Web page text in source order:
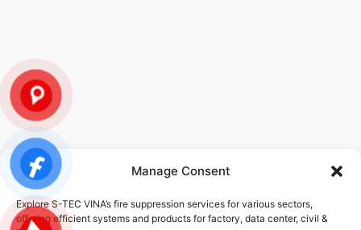
Manage Consent
Explore S-TEC VINA’s fire suppression services for various sectors,
offering efficient systems and products for factory, data center, civil &
POLICY
Privacy Policy